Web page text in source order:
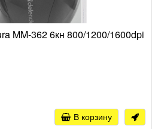
MM-362 6кн 800/1200/1600dpi
В корзину